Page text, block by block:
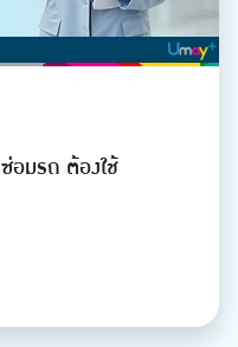
อมรถ ต้องใช้